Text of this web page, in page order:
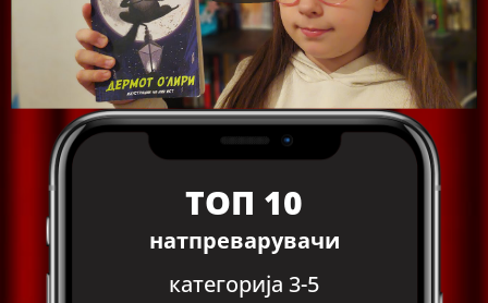
ТОП 10
натпреварувачи
категорија 3-5